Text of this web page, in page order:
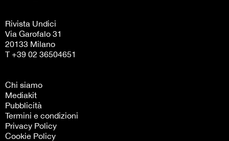
Rivista Undici
Via Garofalo 31
20133 Milano
T +39 02 36504651
Chi siamo
Mediakit
Pubblicità
Termini e condizioni
Privacy Policy
Cookie Policy